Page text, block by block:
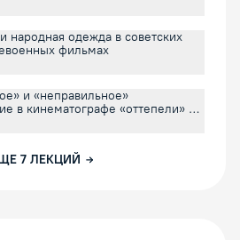
народная одежда в советских
фильмах
и «неправильное»
в кинематографе «оттепели» и
7 ЛЕКЦИЙ